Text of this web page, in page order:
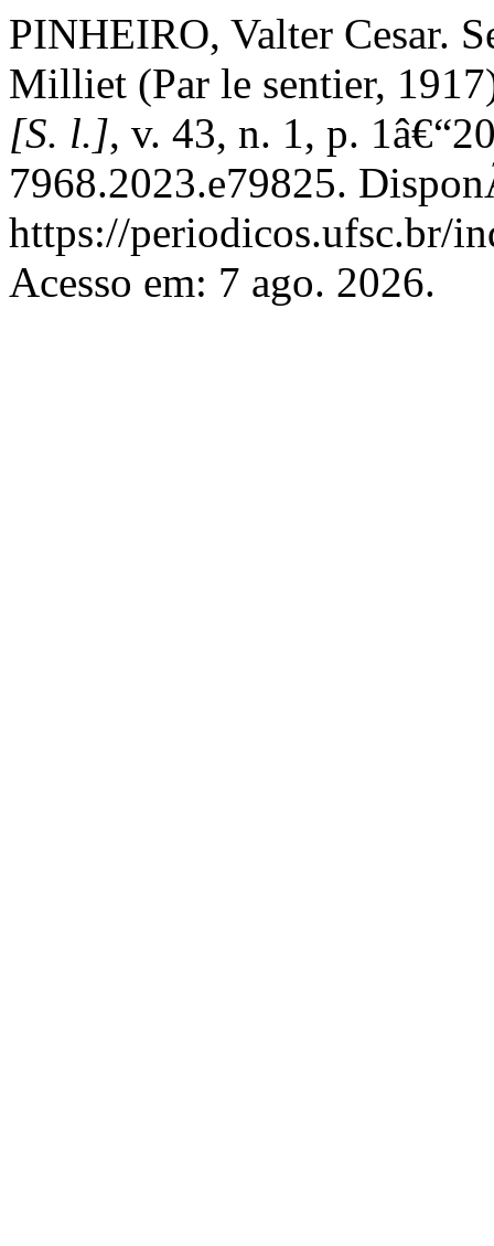
PINHEIRO, Valter Cesar.
Milliet (Par le sentier,
[S. l.], v. 43, n. 1, p.
7968.2023.e79825.
https://periodicos.ufsc.br/
Acesso em: 7 ago. 2026.